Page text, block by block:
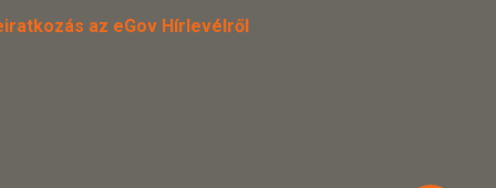
az eGov Hírlevélről